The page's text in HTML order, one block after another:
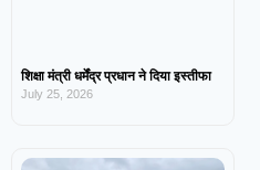
शिक्षा मंत्री धर्मेंद्र प्रधान ने दिया इस्तीफा
July 25, 2026